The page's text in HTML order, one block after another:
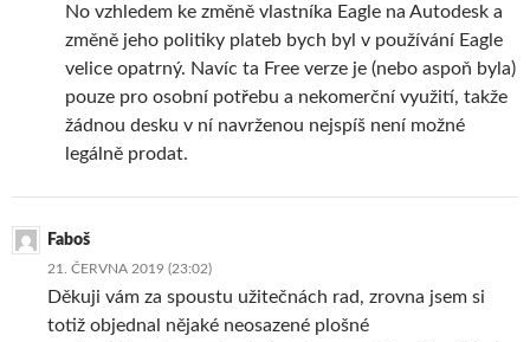
No vzhledem ke změně vlastníka Eagle na Autodesk a
změně jeho politiky plateb bych byl v používání Eagle
velice opatrný. Navíc ta Free verze je (nebo aspoň byla)
pouze pro osobní potřebu a nekomerční využití, takže
žádnou desku v ní navrženou nejspíš není možné
legálně prodat.
Faboš
21. ČERVNA 2019 (23:02)
Děkuji vám za spoustu užitečnách rad, zrovna jsem si
totiž objednal nějaké neosazené plošné